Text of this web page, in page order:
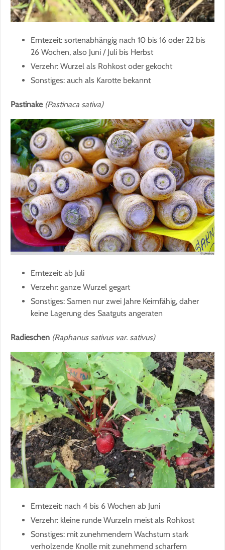
Erntezeit: sortenabhängig nach 10 bis 16 oder 22 bis
26 Wochen, also Juni / Juli bis Herbst
Verzehr: Wurzel als Rohkost oder gekocht
Sonstiges: auch als Karotte bekannt
Pastinake (Pastinaca sativa)
Erntezeit: ab Juli
Verzehr: ganze Wurzel gegart
Sonstiges: Samen nur zwei Jahre Keimfähig, daher
keine Lagerung des Saatguts angeraten
Radieschen (Raphanus sativus var. sativus)
Erntezeit: nach 4 bis 6 Wochen ab Juni
Verzehr: kleine runde Wurzeln meist als Rohkost
Sonstiges: mit zunehmendem Wachstum stark
verholzende Knolle mit zunehmend scharfem